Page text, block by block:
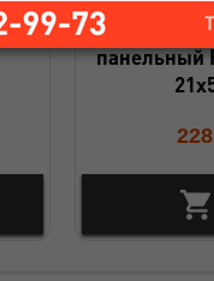
панельный